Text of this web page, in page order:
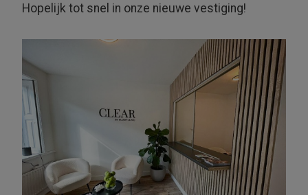
Hopelijk tot snel in onze nieuwe vestiging!